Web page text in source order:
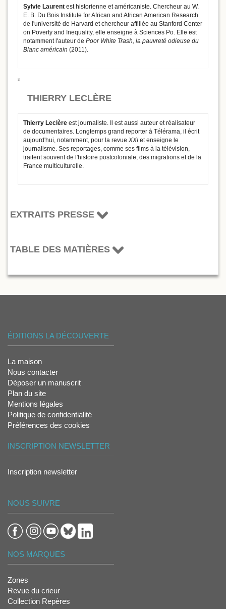
Sylvie Laurent est historienne et américaniste. Chercheur au W.
E. B. Du Bois Institute for African and African American Research
de l'université de Harvard et chercheur affiliée au Stanford Center
on Poverty and Inequality, elle enseigne à Sciences Po. Elle est
notamment l'auteur de Poor White Trash, la pauvreté odieuse du
Blanc américain (2011).
THIERRY LECLÈRE
Thierry Leclère est journaliste. Il est aussi auteur et réalisateur
de documentaires. Longtemps grand reporter à Télérama, il écrit
aujourd'hui, notamment, pour la revue XXIet enseigne le
journalisme. Ses reportages, comme ses films à la télévision,
traitent souvent de l'histoire postcoloniale, des migrations et de la
France multiculturelle.
EXTRAITS PRESSE
TABLE DES MATIÈRES
ÉDITIONS LA DÉCOUVERTE
La maison
Nous contacter
Déposer un manuscrit
Plan du site
Mentions légales
Politique de confidentialité
Préférences des cookies
INSCRIPTION NEWSLETTER
Inscription newsletter
NOUS SUIVRE
NOS MARQUES
Zones
Revue du crieur
Collection Repères